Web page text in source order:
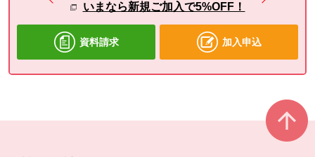
いまなら新規ご加入で5%OFF！
資料請求 加入申込